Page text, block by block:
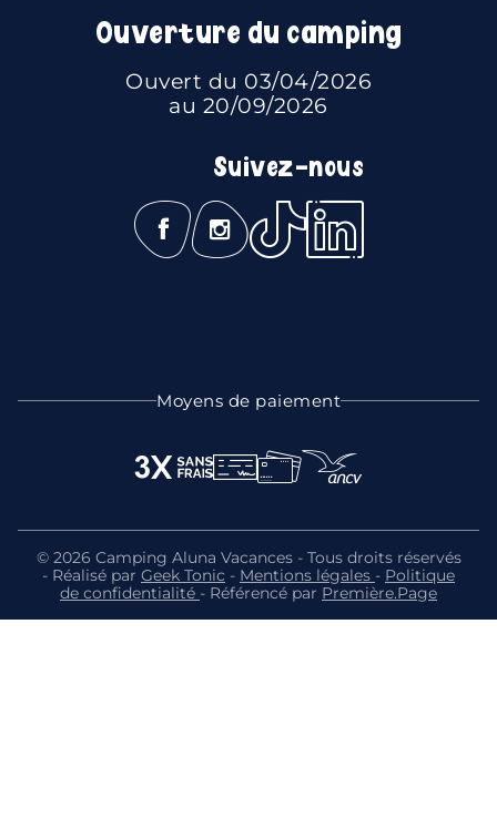
Ouverture du camping
Ouvert du 03/04/2026
au 20/09/2026
Suivez-nous
Moyens de paiement
© 2026 Camping Aluna Vacances - Tous droits réservés
- Réalisé par Geek Tonic - Mentions légales - Politique
de confidentialité - Référencé par Première.Page